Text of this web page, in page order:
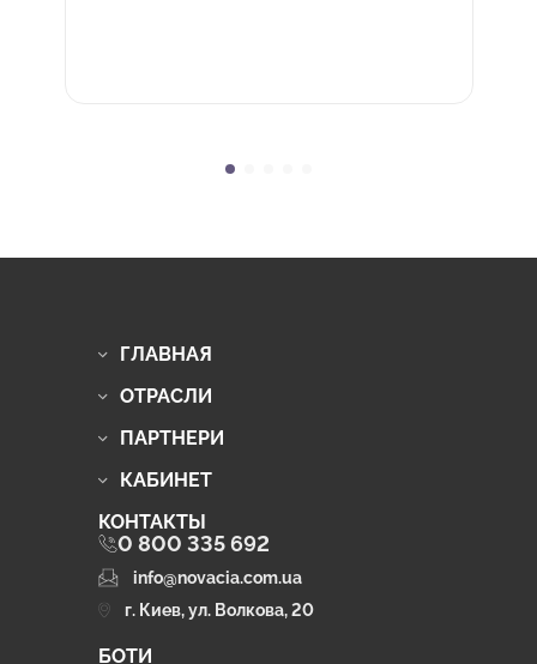
ГЛАВНАЯ
ОТРАСЛИ
ПАРТНЕРИ
КАБИНЕТ
КОНТАКТЫ
0 800 335 692
info@novacia.com.ua
г. Киев, ул. Волкова, 20
БОТИ